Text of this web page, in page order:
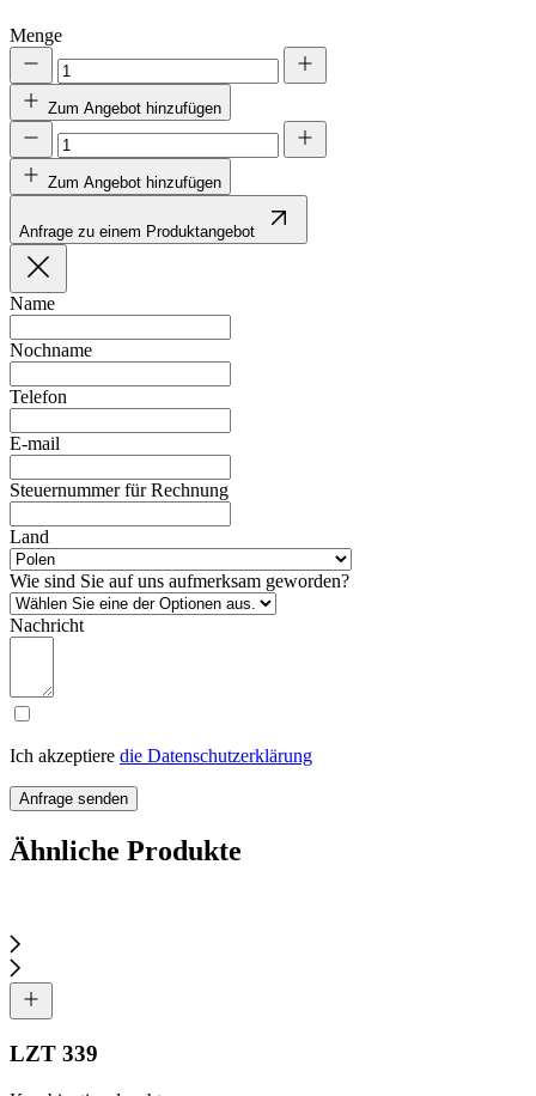
Menge
Zum Angebot hinzufügen
Zum Angebot hinzufügen
Anfrage zu einem Produktangebot
Name
Nochname
Telefon
E-mail
Steuernummer für Rechnung
Land
Wie sind Sie auf uns aufmerksam geworden?
Nachricht
Ich akzeptiere die Datenschutzerklärung
Anfrage senden
Ähnliche Produkte
LZT 339